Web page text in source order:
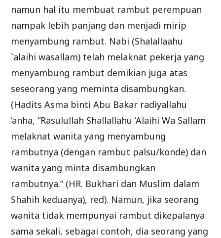
namun hal itu membuat rambut perempuan
nampak lebih panjang dan menjadi mirip
menyambung rambut. Nabi (Shalallaahu
`alaihi wasallam) telah melaknat pekerja yang
menyambung rambut demikian juga atas
seseorang yang meminta disambungkan.
(Hadits Asma binti Abu Bakar radiyallahu
‘anha, “Rasulullah Shallallahu ‘Alaihi Wa Sallam
melaknat wanita yang menyambung
rambutnya (dengan rambut palsu/konde) dan
wanita yang minta disambungkan
rambutnya.” (HR. Bukhari dan Muslim dalam
Shahih keduanya), red). Namun, jika seorang
wanita tidak mempunyai rambut dikepalanya
sama sekali, sebagai contoh, dia seorang yang